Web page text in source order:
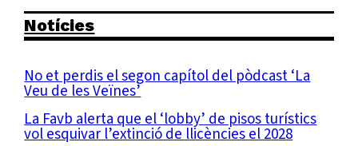
Notícies
No et perdis el segon capítol del pòdcast ‘La
Veu de les Veïnes’
La Favb alerta que el ‘lobby’ de pisos turístics
vol esquivar l’extinció de llicències el 2028